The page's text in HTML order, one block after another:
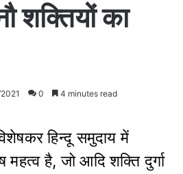
शक्तियों का
0 4 minutes read
हिन्दू समुदाय में
महत्व है, जो आदि शक्ति दुर्गा